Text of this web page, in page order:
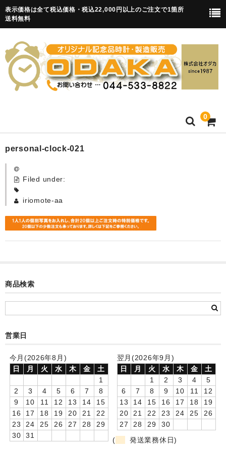
表示価格は全て税込価格・税込22,000円以上のご注文で1箇所
送料無料
0
HOME
卒園記念品
お絵かきギャラリープラス(絵＋個別)
メロディ時計(個別)
制服メモリー
お絵かきギャラリー
personal-clock-021
Filed under:
iriomote-aa
商品検索
営業日
今月(2026年8月)
日
月 火 水 木 金
土
1
2
3 4 5 6 7
8
9
10 11 12 13 14
15
16
17 18 19 20 21
22
23
24 25 26 27 28
29
30
31
翌月(2026年9月)
日
月 火 水 木 金
土
1
2 3 4
5
6
7 8 9 10 11
12
13
14 15 16 17 18
19
20
21 22 23 24 25
26
27
28 29
30
(
発送業務休日)